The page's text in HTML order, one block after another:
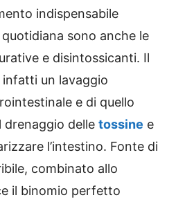
indispensabile
quotidiana sono anche le
e disintossicanti. Il
un lavaggio
e di quello
drenaggio delle tossine e
l’intestino. Fonte di
combinato allo
il binomio perfetto